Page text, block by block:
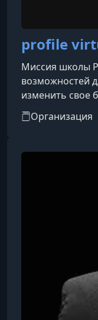
profile
Миссия школы
возможностей
изменить свое
своих навыков
создание
доверия к
Организация